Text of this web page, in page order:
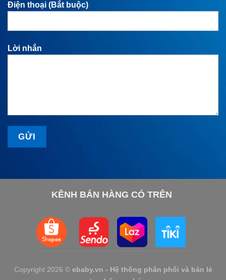
Điện thoại (Bắt buộc)
Lời nhắn
KÊNH BÁN HÀNG CÓ TRÊN
Copyright 2026 © ebaby.vn - Hệ thống phân phối và bán lẻ